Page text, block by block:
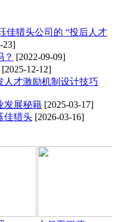
佳猎头公司的 “投后人才
23]
？ [2022-09-09]
[2025-12-12]
人才激励机制设计技巧
发展秘籍 [2025-03-17]
佳猎头 [2026-03-16]